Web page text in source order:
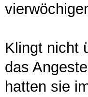
Klingt nicht
das
hatten sie